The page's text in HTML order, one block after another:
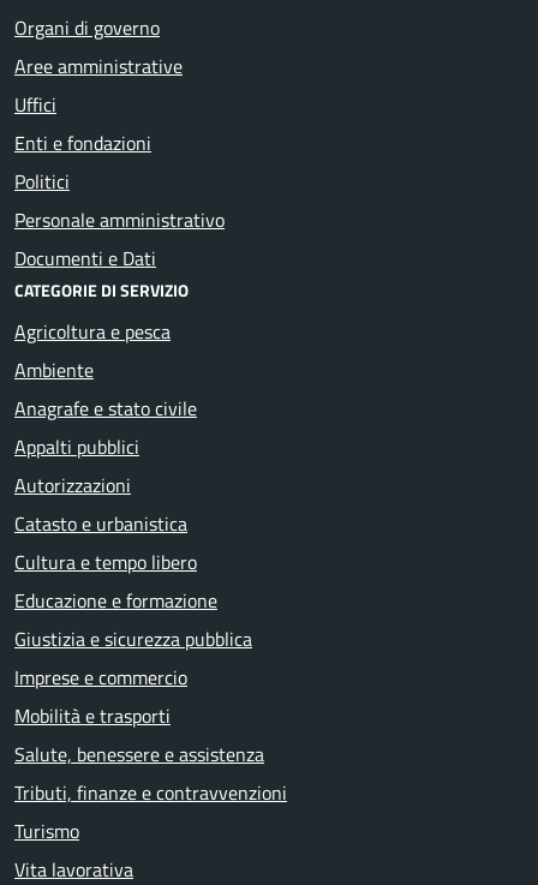
Organi di governo
Aree amministrative
Uffici
Enti e fondazioni
Politici
Personale amministrativo
Documenti e Dati
CATEGORIE DI SERVIZIO
Agricoltura e pesca
Ambiente
Anagrafe e stato civile
Appalti pubblici
Autorizzazioni
Catasto e urbanistica
Cultura e tempo libero
Educazione e formazione
Giustizia e sicurezza pubblica
Imprese e commercio
Mobilità e trasporti
Salute, benessere e assistenza
Tributi, finanze e contravvenzioni
Turismo
Vita lavorativa